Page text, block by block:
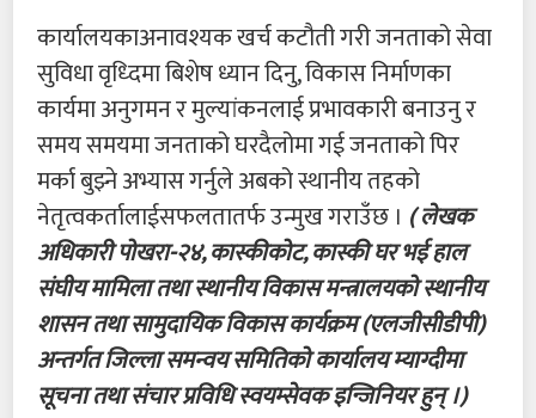
कार्यालयकाअनावश्यक खर्च कटौती गरी जनताको सेवा
सुविधा वृध्दिमा बिशेष ध्यान दिनु, विकास निर्माणका
कार्यमा अनुगमन र मुल्यांकनलाई प्रभावकारी बनाउनु र
समय समयमा जनताको घरदैलोमा गई जनताको पिर
मर्का बुझ्ने अभ्यास गर्नुले अबको स्थानीय तहको
नेतृत्वकर्तालाईसफलतातर्फ उन्मुख गराउँछ । ( लेखक
अधिकारी पोखरा-२४, कास्कीकोट, कास्की घर भई हाल
संघीय मामिला तथा स्थानीय विकास मन्त्रालयको स्थानीय
शासन तथा सामुदायिक विकास कार्यक्रम (एलजीसीडीपी)
अन्तर्गत जिल्ला समन्वय समितिको कार्यालय म्याग्दीमा
सूचना तथा संचार प्रविधि स्वयम्सेवक इन्जिनियर हुन् ।)